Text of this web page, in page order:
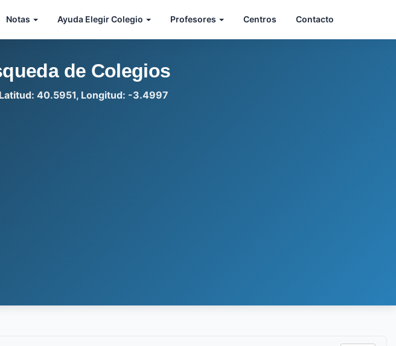
Notas Ayuda Elegir Colegio Profesores Centros Contacto
de Colegios
40.5951, Longitud: -3.4997